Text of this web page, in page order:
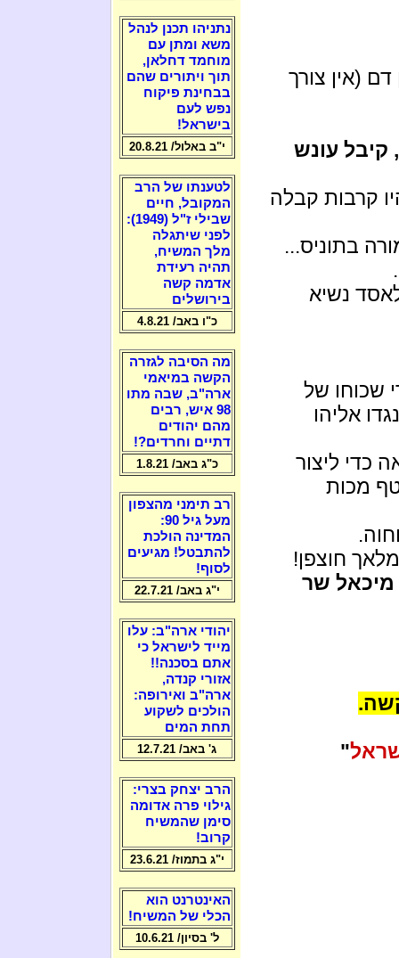
(אין צורך
קיבל עונש
היו קרבות קבלה
בתוניס...
נשיא
שכוחו של
אליהו
כדי ליצור
מכות
חוצפן!
מיכאל שר
"
נתניהו תכנן לנהל
משא ומתן עם
מוחמד דחלאן,
תוך ויתורים שהם
בבחינת פיקוח
נפש לעם
בישראל!
י"ב באלול/ 20.8.21
לטענתו של הרב
המקובל, חיים
שבילי ז"ל (1949):
לפני שיתגלה
מלך המשיח,
תהיה רעידת
אדמה קשה
בירושלים
כ"ו באב/ 4.8.21
מה הסיבה לגזרה
הקשה במיאמי
ארה"ב, שבה מתו
98 איש, רבים
מהם יהודים
דתיים וחרדים?!
כ"ג באב/ 1.8.21
רב תימני מהצפון
מעל גיל 90:
המדינה הולכת
להתבטל! מגיעים
לסוף!
י"ג באב/ 22.7.21
יהודי ארה"ב: עלו
מייד לישראל כי
אתם בסכנה!!
אזורי קנדה,
ארה"ב ואירופה:
הולכים לשקוע
תחת המים
ג' באב/ 12.7.21
הרב יצחק בצרי:
גילוי פרה אדומה
סימן שהמשיח
קרוב!
י"ג בתמוז/ 23.6.21
האינטרנט הוא
הכלי של המשיח!
ל' בסיון/ 10.6.21